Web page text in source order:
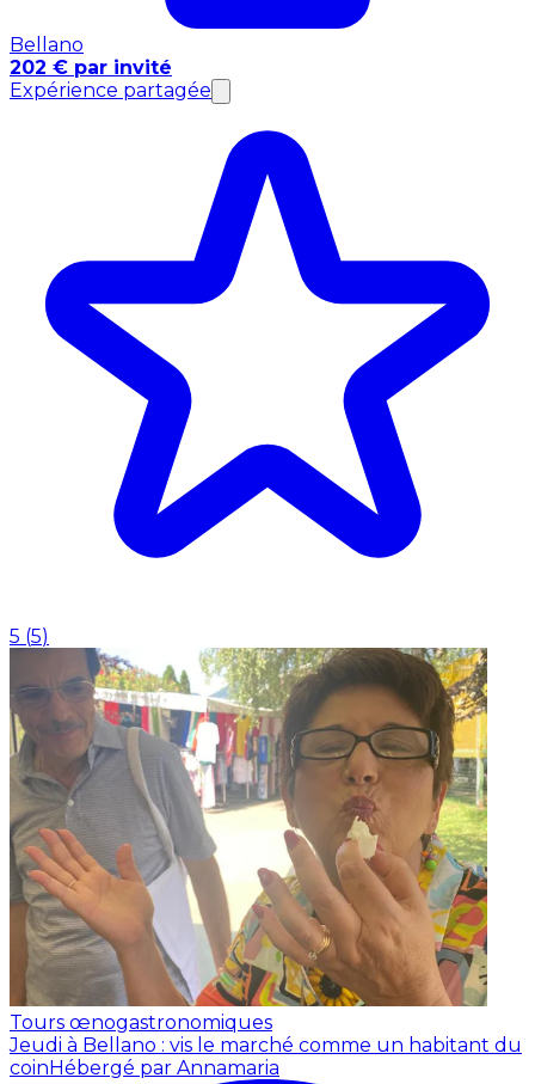
Bellano
202 € par invité
Expérience partagée
5 (5)
Tours œnogastronomiques
Jeudi à Bellano : vis le marché comme un habitant du
coinHébergé par Annamaria